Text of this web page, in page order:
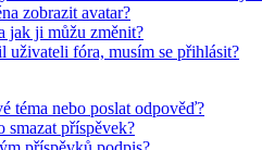
zobrazit avatar?
jak ji můžu změnit?
uživateli fóra, musím se přihlásit?
téma nebo poslat odpověď?
smazat příspěvek?